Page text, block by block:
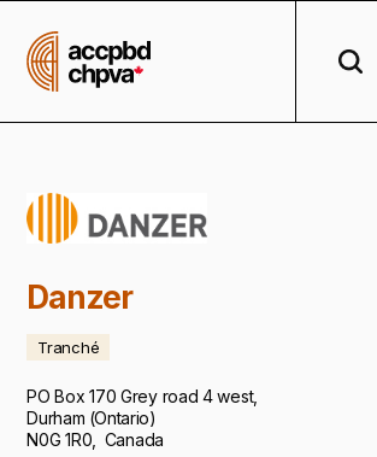
Danzer
Tranché
PO Box 170 Grey road 4 west,
Durham (Ontario)
N0G 1R0, Canada